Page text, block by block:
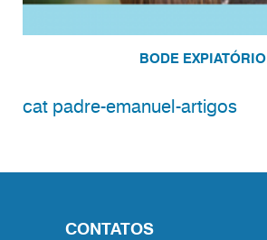
BODE EXPIATÓRIO
cat padre-emanuel-artigos
CONTATOS